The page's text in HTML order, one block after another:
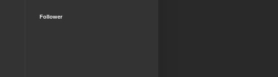
Follower